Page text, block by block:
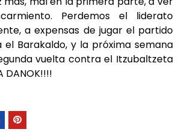
Perdemos el liderato
a expensas de jugar el partido
Barakaldo, y la próxima semana
vuelta contra el Itzubaltzeta
DANOK!!!!